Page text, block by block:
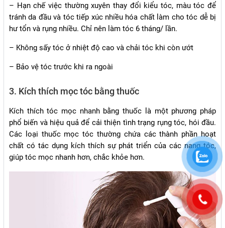
– Hạn chế việc thường xuyên thay đổi kiểu tóc, màu tóc để
tránh da đầu và tóc tiếp xúc nhiều hóa chất làm cho tóc dễ bị
hư tổn và rụng nhiều. Chỉ nên làm tóc 6 tháng/ lần.
– Không sấy tóc ở nhiệt độ cao và chải tóc khi còn ướt
– Bảo vệ tóc trước khi ra ngoài
3. Kích thích mọc tóc bằng thuốc
Kích thích tóc mọc nhanh bằng thuốc là một phương pháp
phổ biến và hiệu quả để cải thiện tình trạng rụng tóc, hói đầu.
Các loại thuốc mọc tóc thường chứa các thành phần hoạt
chất có tác dụng kích thích sự phát triển của các nang tóc,
giúp tóc mọc nhanh hơn, chắc khỏe hơn.